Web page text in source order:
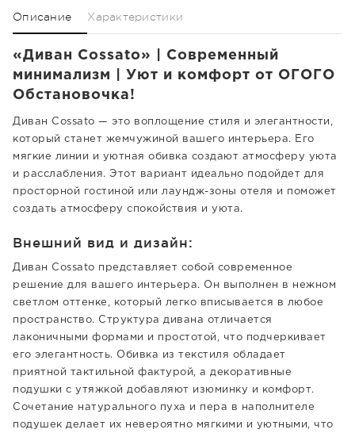
Описание Характеристики
«Диван Cossato» | Современный
минимализм | Уют и комфорт от ОГОГО
Обстановочка!
Диван Cossato — это воплощение стиля и элегантности,
который станет жемчужиной вашего интерьера. Его
мягкие линии и уютная обивка создают атмосферу уюта
и расслабления. Этот вариант идеально подойдет для
просторной гостиной или лаундж-зоны отеля и поможет
создать атмосферу спокойствия и уюта.
Внешний вид и дизайн:
Диван Cossato представляет собой современное
решение для вашего интерьера. Он выполнен в нежном
светлом оттенке, который легко вписывается в любое
пространство. Структура дивана отличается
лаконичными формами и простотой, что подчеркивает
его элегантность. Обивка из текстиля обладает
приятной тактильной фактурой, а декоративные
подушки с утяжкой добавляют изюминку и комфорт.
Сочетание натурального пуха и пера в наполнителе
подушек делает их невероятно мягкими и уютными, что